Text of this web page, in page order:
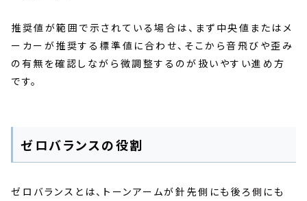
推奨値が範囲で示されている場合は、まず中央値またはメ
ーカーが推奨する標準値に合わせ、そこから音飛びや歪み
の有無を確認しながら微調整するのが扱いやすい進め方
です。
ゼロバランスの役割
ゼロバランスとは、トーンアームが針先側にも後ろ側にも